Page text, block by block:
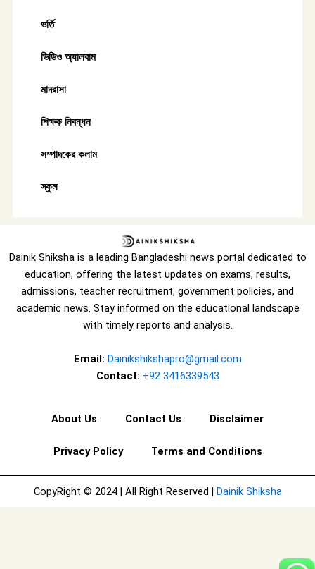
ভর্তি
ভিডিও অ্যালবাম
মাদরাসা
শিক্ষক নিবন্ধন
সম্পাদকের কলাম
স্কুল
Dainik Shiksha is a leading Bangladeshi news portal dedicated to
education, offering the latest updates on exams, results,
admissions, teacher recruitment, government policies, and
academic news. Stay informed on the educational landscape
with timely reports and analysis.
Email: Dainikshikshapro@gmail.com
Contact: +92 3416339543
About Us Contact Us Disclaimer
Privacy Policy Terms and Conditions
CopyRight © 2024 | All Right Reserved | Dainik Shiksha